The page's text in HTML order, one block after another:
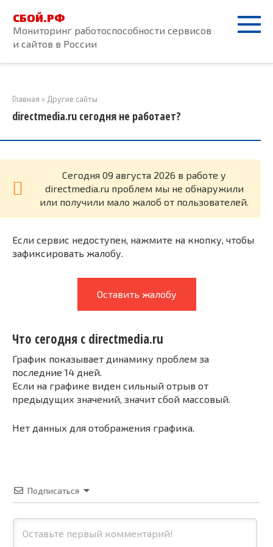
контенту
СБОЙ.РФ
Мониторинг работоспособности сервисов
и сайтов в России
Главная » Другие сайты
directmedia.ru сегодня не работает?
Cегодня 09 августа 2026 в работе у
directmedia.ru проблем мы не обнаружили
или получили мало жалоб от пользователей.
Если сервис недоступен, нажмите на кнопку, чтобы
зафиксировать жалобу.
Оставить жалобу
Что сегодня с directmedia.ru
График показывает динамику проблем за
последние 14 дней.
Если на графике виден сильный отрыв от
предыдущих значений, значит сбой массовый.
Нет данных для отображения графика.
Подписаться